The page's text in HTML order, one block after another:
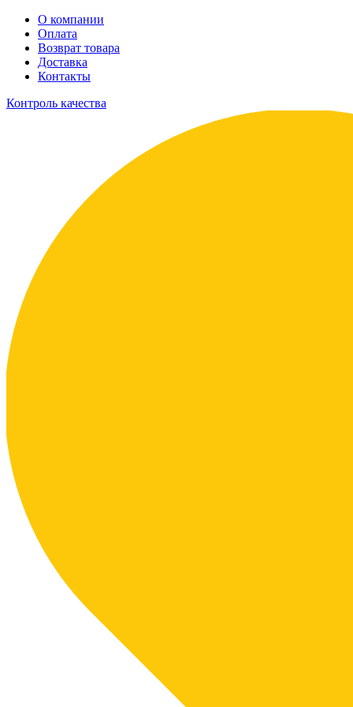
О компании
Оплата
Возврат товара
Доставка
Контакты
Контроль качества